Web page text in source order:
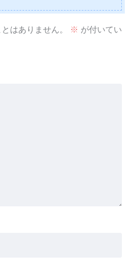
はありません。 ※ が付いてい